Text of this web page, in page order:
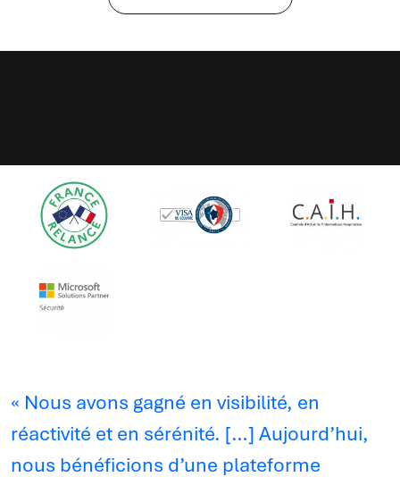
« Nous avons gagné en visibilité, en
réactivité et en sérénité. […] Aujourd’hui,
nous bénéficions d’une plateforme